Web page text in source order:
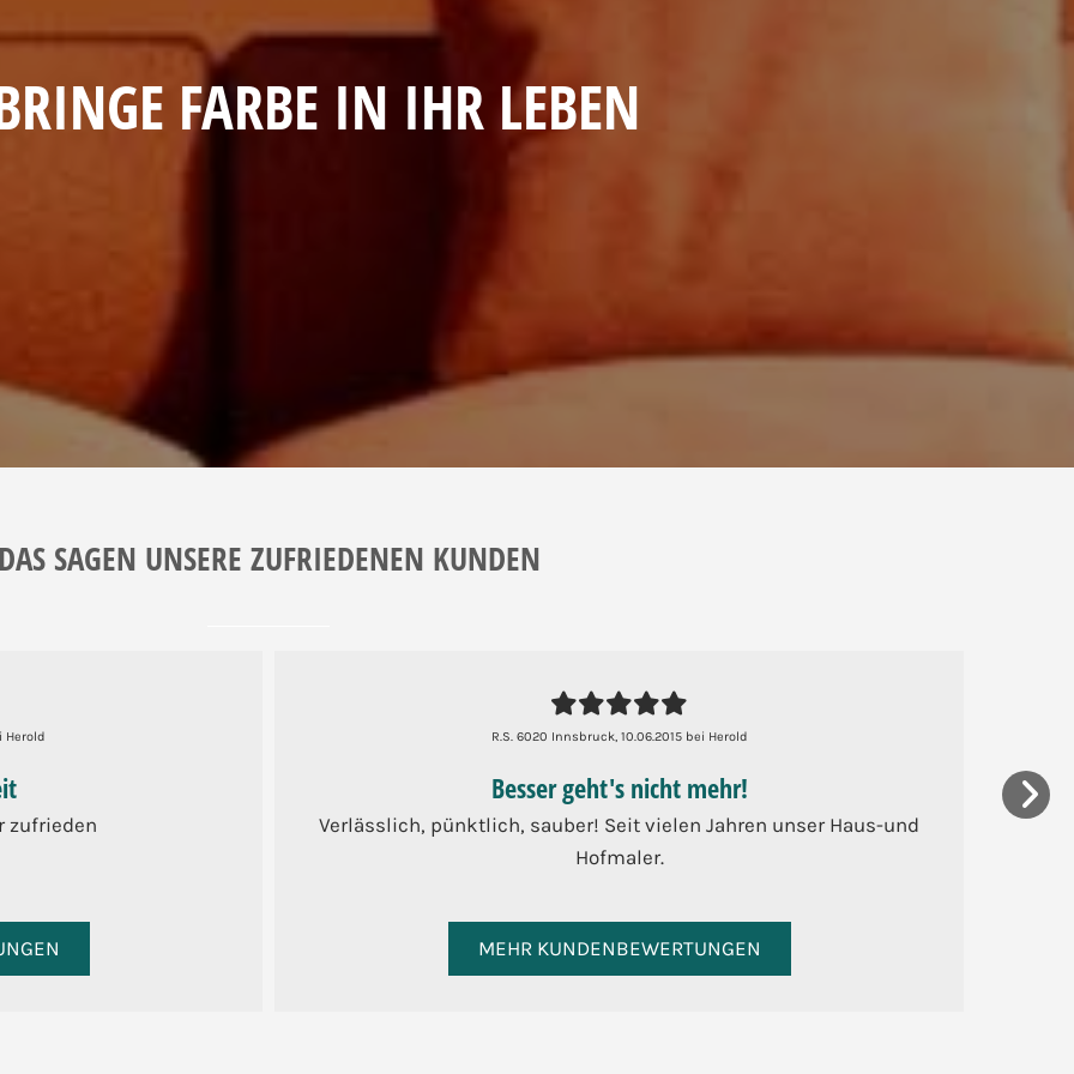
FARBE IN IHR LEBEN
SAGEN UNSERE ZUFRIEDENEN KUNDEN
Herold
zufrieden

R.S. 6020 Innsbruck, 10.06.2015 bei Herold
Besser geht's nicht mehr!
Verlässlich, pünktlich, sauber! Seit vielen Jahren unser Haus-und
Hofmaler.
MEHR KUNDENBEWERTUNGEN